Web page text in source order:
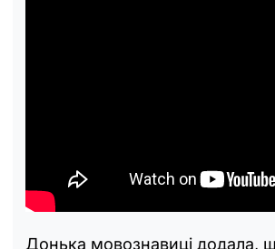
Донька мовознавиці додала,